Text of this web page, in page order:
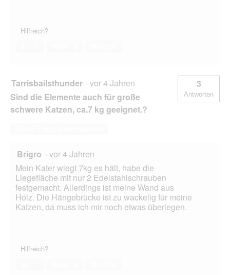
Hilfreich?
Tarrisbailsthunder · vor 4 Jahren
Sind die Elemente auch für große
schwere Katzen, ca.7 kg geeignet.?
3
Antworten
Brigro · vor 4 Jahren
Mein Kater wiegt 7kg es hält, habe die
Liegefläche mit nur 2 Edelstahlschrauben
festgemacht. Allerdings ist meine Wand aus
Holz. Die Hängebrücke ist zu wackelig für meine
Katzen, da muss ich mir noch etwas überlegen.
Hilfreich?